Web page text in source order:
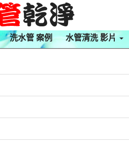
洗水管 案例 水管清洗 影片